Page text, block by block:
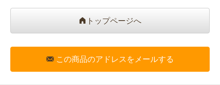
トップページへ
この商品のアドレスをメールする